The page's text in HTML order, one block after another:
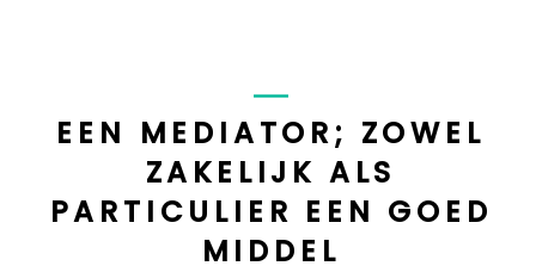
EEN MEDIATOR; ZOWEL
ZAKELIJK ALS
PARTICULIER EEN GOED
MIDDEL